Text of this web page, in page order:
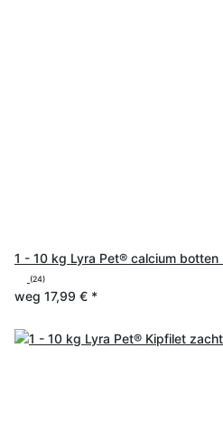
1 - 10 kg Lyra Pet® calcium
(24)
weg 17,99 € *